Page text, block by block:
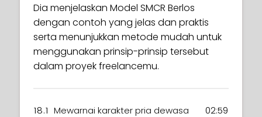
17.2
Bentuk yang kasar secara
proporsional
Sikap melalui pose
17.4 Pilihan mode
Dia menjelaskan Model SMCR Berlos
dengan contoh yang jelas dan praktis
serta menunjukkan metode mudah untuk
menggunakan prinsip-prinsip tersebut
dalam proyek freelancemu.
18.1 Mewarnai karakter pria dewasa
02:59